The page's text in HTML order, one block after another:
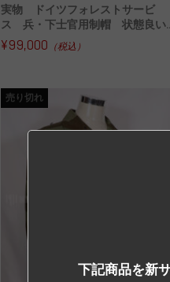
実物 ドイツフォレストサービ
ス 兵・下士官用制帽 状態良い
¥99,000 （税込）
売り切れ
下記商品を新サ